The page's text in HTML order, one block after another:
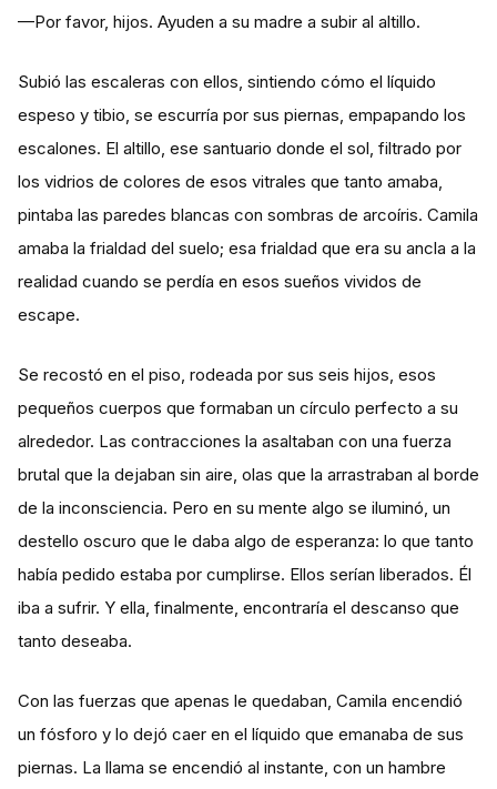
—Por favor, hijos. Ayuden a su madre a subir al altillo.
Subió las escaleras con ellos, sintiendo cómo el líquido
espeso y tibio, se escurría por sus piernas, empapando los
escalones. El altillo, ese santuario donde el sol, filtrado por
los vidrios de colores de esos vitrales que tanto amaba,
pintaba las paredes blancas con sombras de arcoíris. Camila
amaba la frialdad del suelo; esa frialdad que era su ancla a la
realidad cuando se perdía en esos sueños vividos de
escape.
Se recostó en el piso, rodeada por sus seis hijos, esos
pequeños cuerpos que formaban un círculo perfecto a su
alrededor. Las contracciones la asaltaban con una fuerza
brutal que la dejaban sin aire, olas que la arrastraban al borde
de la inconsciencia. Pero en su mente algo se iluminó, un
destello oscuro que le daba algo de esperanza: lo que tanto
había pedido estaba por cumplirse. Ellos serían liberados. Él
iba a sufrir. Y ella, finalmente, encontraría el descanso que
tanto deseaba.
Con las fuerzas que apenas le quedaban, Camila encendió
un fósforo y lo dejó caer en el líquido que emanaba de sus
piernas. La llama se encendió al instante, con un hambre